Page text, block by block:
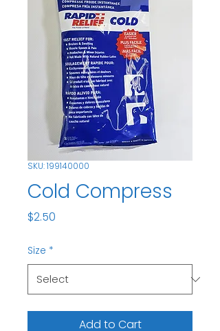
SKU: 199140000
Cold Compress
$2.50
Size *
Add to Cart